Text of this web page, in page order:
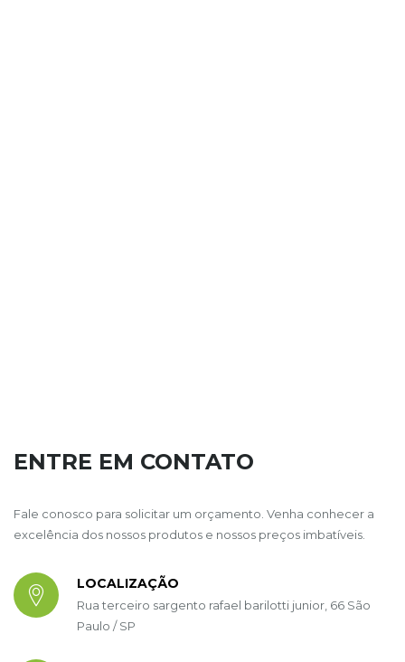
ENTRE EM CONTATO
Fale conosco para solicitar um orçamento. Venha conhecer a
excelência dos nossos produtos e nossos preços imbatíveis.
LOCALIZAÇÃO
Rua terceiro sargento rafael barilotti junior, 66 São
Paulo / SP